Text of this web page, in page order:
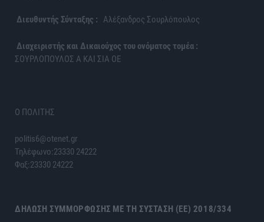
Διευθυντής Σύνταξης : Αλέξανδρος Σουρλόπουλος
Διαχειριστής και Δικαιούχος του ονόματος τομέα :
ΣΟΥΡΛΟΠΟΥΛΟΣ Α ΚΑΙ ΣΙΑ ΟΕ
Ο ΠΟΛΙΤΗΣ
politis6@otenet.gr
Τηλέφωνο:23330 24222
Φαξ:23330 24222
ΔΉΛΩΣΗ ΣΥΜΜΌΡΦΩΣΗΣ ΜΕ ΤΗ ΣΎΣΤΑΣΗ (ΕΕ) 2018/334